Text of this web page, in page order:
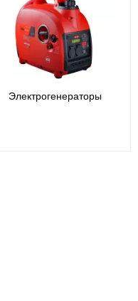
Электрогенераторы